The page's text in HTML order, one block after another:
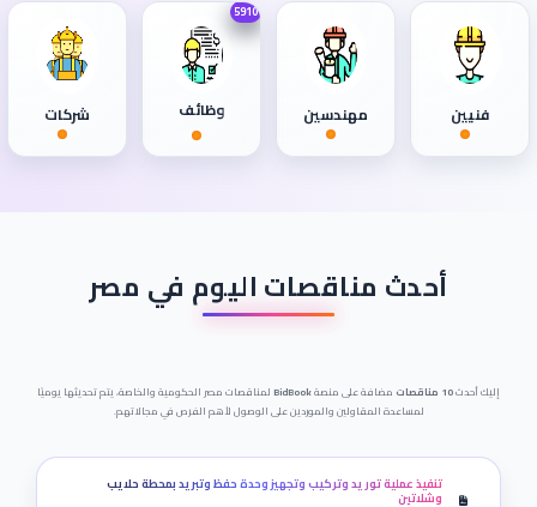
فنيين مهندسين وظائف
5910
شركات
أحدث مناقصات اليوم في مصر
إليك أحدث10 مناقصات مضافة على منصةBidBook لمناقصات مصر الحكومية والخاصة، يتم تحديثها يوميًا
لمساعدة المقاولين والموردين على الوصول لأهم الفرص في مجالاتهم.
تنفيذ عملية توريد وتركيب وتجهيز وحدة حفظ وتبريد بمحطة حلايب
وشلاتين